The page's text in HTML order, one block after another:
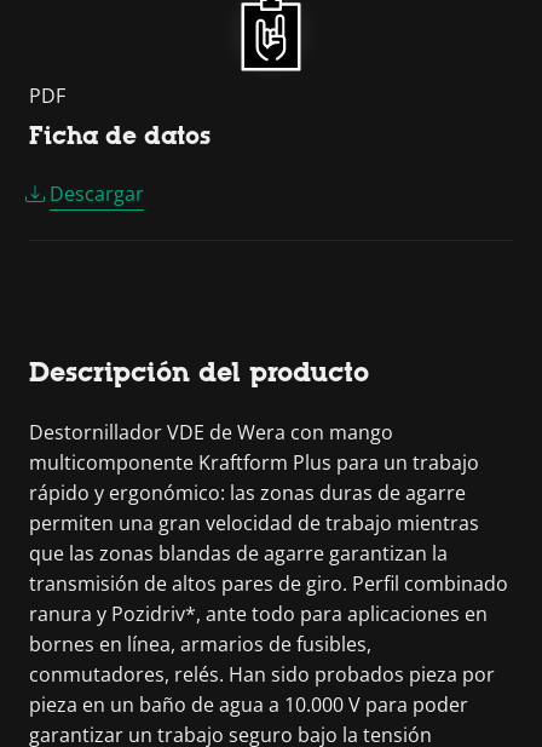
PDF
Ficha de datos
Descargar
Descripción del producto
Destornillador VDE de Wera con mango
multicomponente Kraftform Plus para un trabajo
rápido y ergonómico: las zonas duras de agarre
permiten una gran velocidad de trabajo mientras
que las zonas blandas de agarre garantizan la
transmisión de altos pares de giro. Perfil combinado
ranura y Pozidriv*, ante todo para aplicaciones en
bornes en línea, armarios de fusibles,
conmutadores, relés. Han sido probados pieza por
pieza en un baño de agua a 10.000 V para poder
garantizar un trabajo seguro bajo la tensión